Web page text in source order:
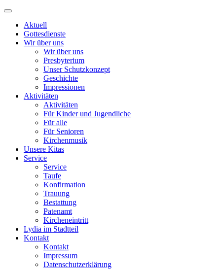
Aktuell
Gottesdienste
Wir über uns
Wir über uns
Presbyterium
Unser Schutzkonzept
Geschichte
Impressionen
Aktivitäten
Aktivitäten
Für Kinder und Jugendliche
Für alle
Für Senioren
Kirchenmusik
Unsere Kitas
Service
Service
Taufe
Konfirmation
Trauung
Bestattung
Patenamt
Kircheneintritt
Lydia im Stadtteil
Kontakt
Kontakt
Impressum
Datenschutzerklärung